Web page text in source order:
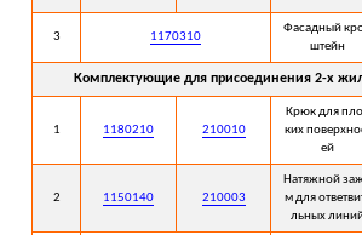
3 1170310
Фасадный
штейн
Комплектующие для присоединения 2-х
1 1180210 210010
Крюк для
ких
ей
2 1150140 210003
Натяжной
м для
льных